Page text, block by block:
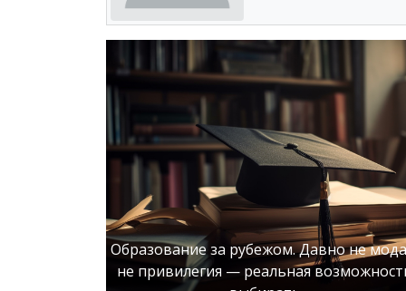
Образование за рубежом. Давно не
не привилегия — реальная